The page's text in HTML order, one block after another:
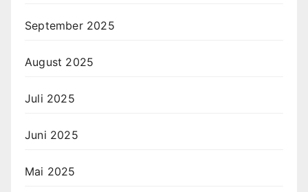
September 2025
August 2025
Juli 2025
Juni 2025
Mai 2025